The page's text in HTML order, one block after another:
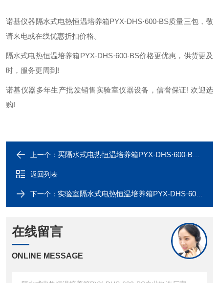
诺基仪器隔水式电热恒温培养箱PYX-DHS·600-BS质量三包，敬
请来电或在线优惠折扣价格。
隔水式电热恒温培养箱PYX-DHS·600-BS价格更优惠，供货更及
时，服务更周到!
诺基仪器多年生产批发销售实验室仪器设备，信誉保证! 欢迎选
购!
上一个： 买隔水式电热恒温培养箱PYX-DHS·600-BS到哪里，*诺基仪器
返回列表
下一个： 实验室隔水式电热恒温培养箱PYX-DHS·600-BS,质量可靠
在线留言
ONLINE MESSAGE